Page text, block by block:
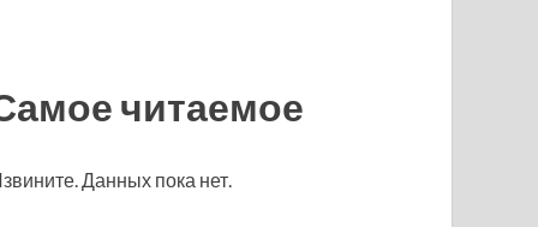
читаемое
Данных пока нет.